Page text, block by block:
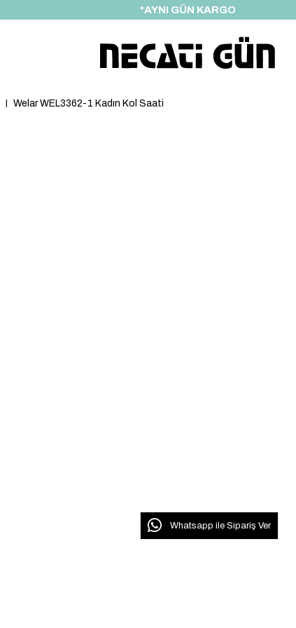
*HEDİYE PAKETİ & NOTU
Welar WEL3362-1 Kadın Kol Saati
Whatsapp ile Sipariş Ver